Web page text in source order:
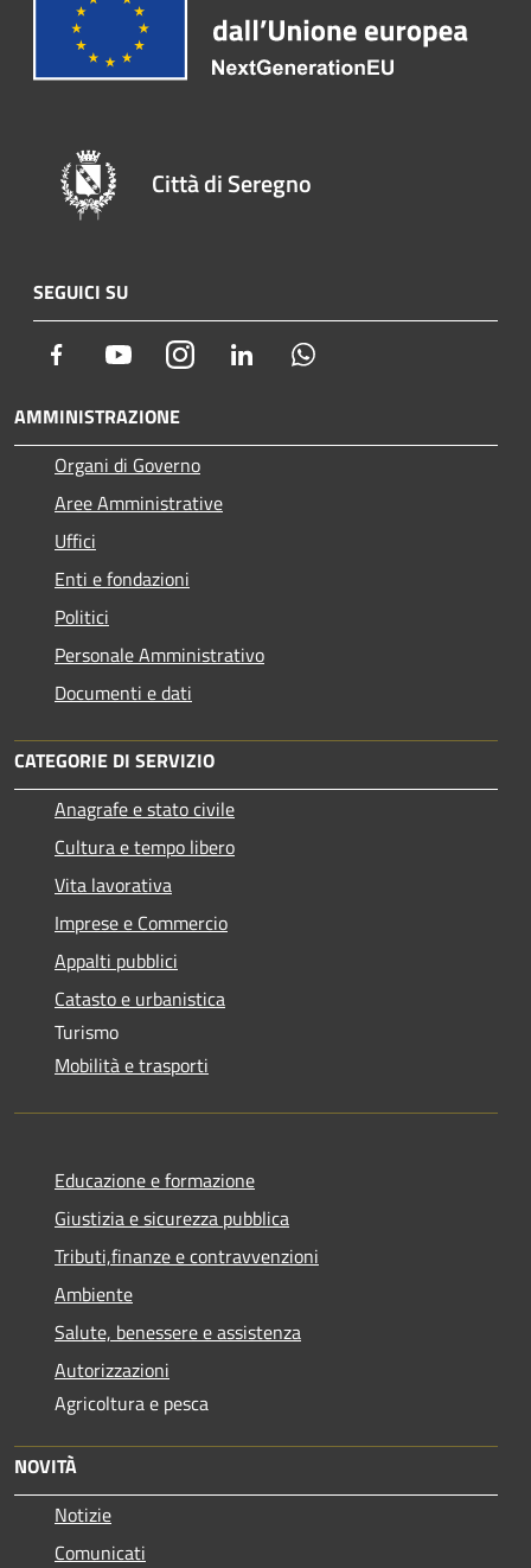
Città di Seregno
SEGUICI SU
Facebook YoutubeInstagram LinkedIn
AMMINISTRAZIONE
Organi di Governo
Aree Amministrative
Uffici
Enti e fondazioni
Politici
Personale Amministrativo
Documenti e dati
CATEGORIE DI SERVIZIO
Anagrafe e stato civile
Cultura e tempo libero
Vita lavorativa
Imprese e Commercio
Appalti pubblici
Catasto e urbanistica
Turismo
Mobilità e trasporti
Educazione e formazione
Giustizia e sicurezza pubblica
Tributi,finanze e contravvenzioni
Ambiente
Salute, benessere e assistenza
Autorizzazioni
Agricoltura e pesca
NOVITÀ
Notizie
Comunicati